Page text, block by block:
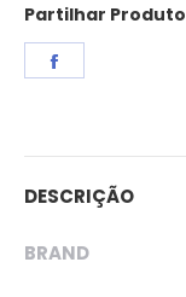
Partilhar Produto
DESCRIÇÃO
BRAND